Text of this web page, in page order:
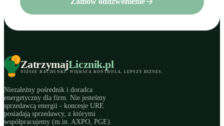
ZatrzymajLicznik.pl
NIŻSZE RACHUNKI. WIĘKSZA KONTROLA. LEPSZY BIZNES .
Niezależny pośrednik i doradca
energetyczny dla firm. Nie jesteśmy
sprzedawcą energii - koncesje URE
posiadają sprzedawcy, z którymi
współpracujemy (m.in. AXPO, PGE).